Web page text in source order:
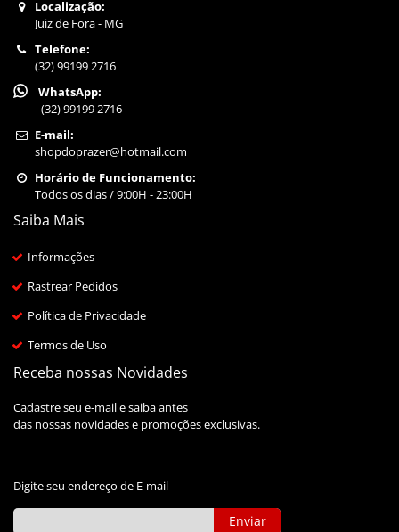
Localização:
Juiz de Fora - MG
Telefone:
(32) 99199 2716
WhatsApp:
(32) 99199 2716
E-mail:
shopdoprazer@hotmail.com
Horário de Funcionamento:
Todos os dias / 9:00H - 23:00H
Saiba Mais
Informações
Rastrear Pedidos
Política de Privacidade
Termos de Uso
Receba nossas Novidades
Cadastre seu e-mail e saiba antes
das nossas novidades e promoções exclusivas.
Digite seu endereço de E-mail
Enviar